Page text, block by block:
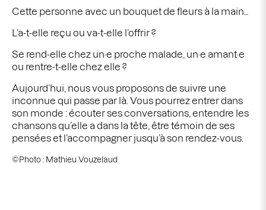
Cette personne avec un bouquet de fleurs à la main…
L’a-t-elle reçu ou va-t-elle l’offrir ?
Se rend-elle chez un·e proche malade, un·e amant·e
ou rentre-t-elle chez elle ?
Aujourd’hui, nous vous proposons de suivre une
inconnue qui passe par là. Vous pourrez entrer dans
son monde : écouter ses conversations, entendre les
chansons qu’elle a dans la tête, être témoin de ses
pensées et l’accompagner jusqu’àson rendez-vous.
©Photo : Mathieu Vouzelaud